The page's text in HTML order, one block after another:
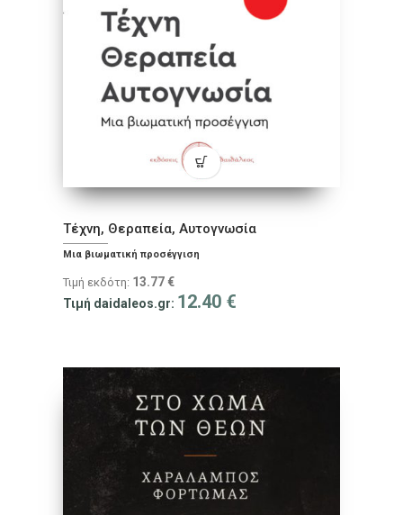
Τέχνη, Θεραπεία, Αυτογνωσία
Μια βιωματική προσέγγιση
Τιμή εκδότη: 13.77 €
Τιμή daidaleos.gr: 12.40 €